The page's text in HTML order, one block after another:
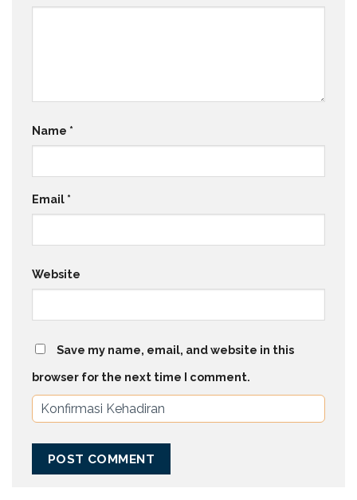
Name *
Email *
Website
Save my name, email, and website in this
browser for the next time I comment.